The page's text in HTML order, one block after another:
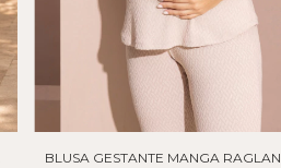
BLUSA GESTANTE MANGA RAGLAN